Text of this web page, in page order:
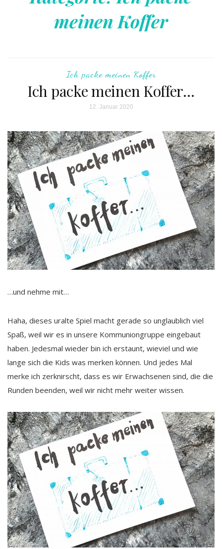
meinen Koffer
Ich packe meinen Koffer
Ich packe meinen Koffer…
12. Januar 2020
…und nehme mit…
Haha, dieses uralte Spiel macht gerade so unglaublich viel
Spaß, weil wir es in unsere Kommuniongruppe eingebaut
haben. Jedesmal wieder bin ich erstaunt, wieviel und wie
lange sich die Kids was merken können. Und jedes Mal
merke ich zerknirscht, dass es wir Erwachsenen sind, die die
Runden beenden, weil wir nicht mehr weiter wissen.